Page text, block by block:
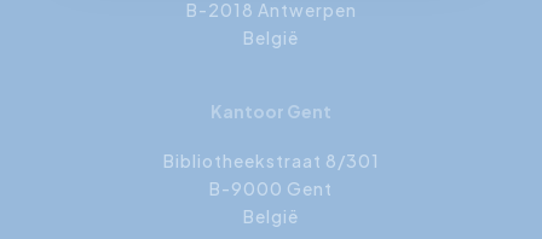
B-2018 Antwerpen
België
Kantoor Gent
Bibliotheekstraat 8/301
B-9000 Gent
België